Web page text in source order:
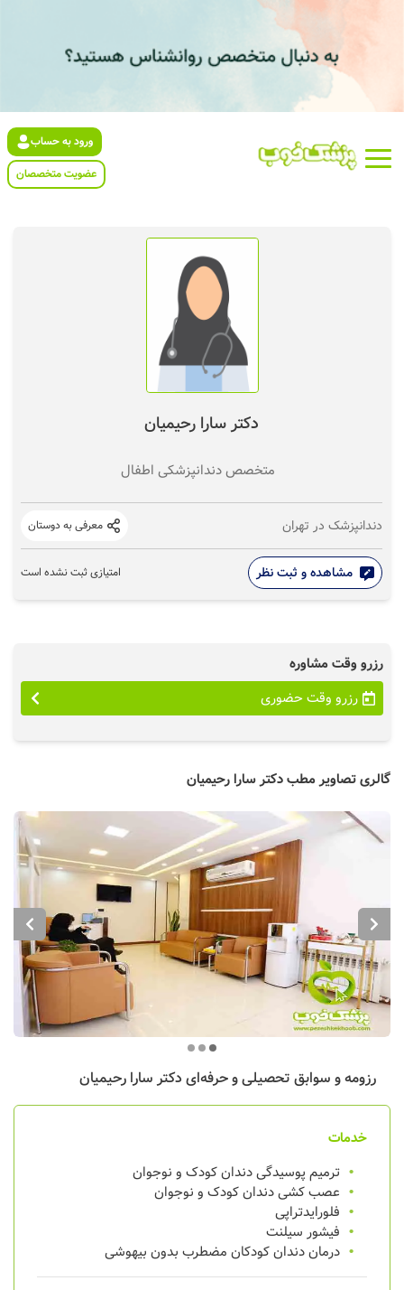
ورود به حساب
عضویت متخصصان
دکتر سارا رحیمیان
متخصص دندانپزشکی اطفال
دندانپزشک در تهران معرفی به دوستان
مشاهده و ثبت نظر امتیازی ثبت نشده است
رزرو وقت مشاوره
رزرو وقت حضوری
گالری تصاویر مطب دکتر سارا رحیمیان
رزومه و سوابق تحصیلی و حرفه‌ای دکتر سارا رحیمیان
خدمات
ترمیم پوسیدگی دندان کودک و نوجوان
عصب کشی دندان کودک و نوجوان
فلورایدتراپی
فیشور سیلنت
درمان دندان کودکان مضطرب بدون بیهوشی